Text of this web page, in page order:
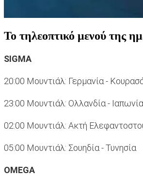
Το τηλεοπτικό μενού της
SIGMA
20:00 Μουντιάλ: Γερμανία -
23:00 Μουντιάλ: Ολλανδία - Ιαπωνία
02:00 Μουντιάλ: Ακτή
05:00 Μουντιάλ: Σουηδία - Τυνησία
OMEGA